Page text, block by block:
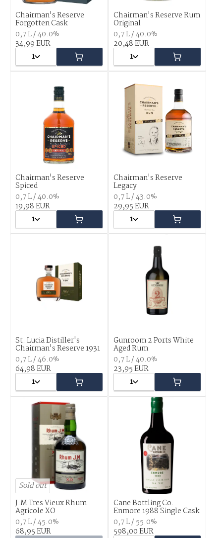
Chairman's Reserve
Forgotten Cask
0,7 L / 40.0%
34,99 EUR
1
Chairman's Reserve Rum
Original
0,7 L / 40.0%
20,48 EUR
1
Chairman's Reserve
Spiced
0,7 L / 40.0%
19,98 EUR
1
Chairman's Reserve
Legacy
0,7 L / 43.0%
29,95 EUR
1
St. Lucia Distiller's
Chairman's Reserve 1931
0,7 L / 46.0%
64,98 EUR
1
Gunroom 2 Ports White
Aged Rum
0,7 L / 40.0%
23,95 EUR
1
Sold out
J.M Tres Vieux Rhum
Agricole XO
0,7 L / 45.0%
68,95 EUR
Cane Bottling Co.
Enmore 1988 Single Cask
0,7 L / 55.0%
598,00 EUR